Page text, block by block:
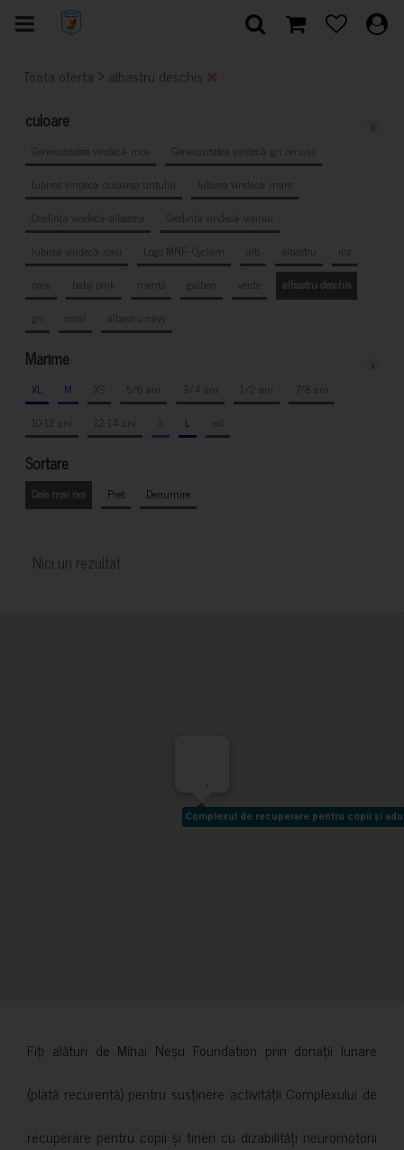
Toata oferta > albastru deschis
culoare
Generozitatea vindecă- mov
Generozitatea vindecă- gri cenușă
Iubirea vindecă- culoarea untului
Iubirea vindecă- maro
Credința vindecă- albastru
Credința vindecă- vișiniu
Iubirea vindecă- roșu
Logo MNF- Cyclam alb albastru
roz
mov
baby pink mentă galben verde
albastru deschis
gri
coral albastru navy
Marime
XL M XS 5/6 ani 3/4 ani 1/2 ani
7/8 ani
10-12 ani
12-14 ani S L xxl
Sortare
Cele mai noi Pret Denumire
Nici un rezultat
Complexul de recuperare pentru copii și
Complexul de recuperare pentru copii și
-
Fiți alături de Mihai Neșu Foundation prin donații lunare
(plată recurentă) pentru susținere activității Complexului de
recuperare pentru copii și tineri cu dizabilități neuromotorii